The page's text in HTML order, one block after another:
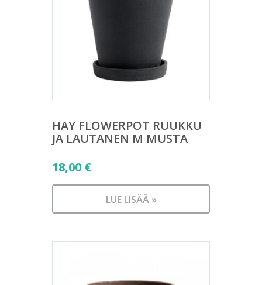
HAY FLOWERPOT RUUKKU
JA LAUTANEN M MUSTA
18,00 €
LUE LISÄÄ »